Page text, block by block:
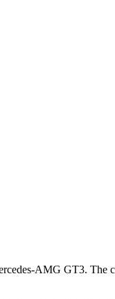
AMG GT3. The